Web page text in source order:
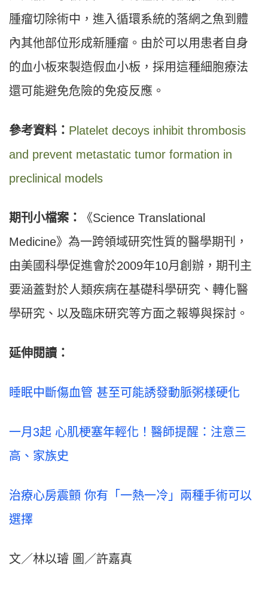
腫瘤切除術中，進入循環系統的落網之魚到體
內其他部位形成新腫瘤。由於可以用患者自身
的血小板來製造假血小板，採用這種細胞療法
還可能避免危險的免疫反應。
參考資料： Platelet decoys inhibit thrombosis
and prevent metastatic tumor formation in
preclinical models
期刊小檔案：
《Science Translational
Medicine》為一跨領域研究性質的醫學期刊，
由美國科學促進會於2009年10月創辦，期刊主
要涵蓋對於人類疾病在基礎科學研究、轉化醫
學研究、以及臨床研究等方面之報導與探討。
延伸閱讀：
睡眠中斷傷血管 甚至可能誘發動脈粥樣硬化
一月3起 心肌梗塞年輕化！醫師提醒：注意三
高、家族史
治療心房震顫 你有「一熱一冷」兩種手術可以
選擇
文／林以璿 圖／許嘉真